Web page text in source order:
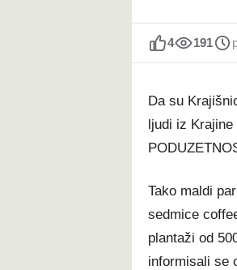
4 191
Da su
ljudi iz
Tako maldi
sedmice
plantaži od
informisali se